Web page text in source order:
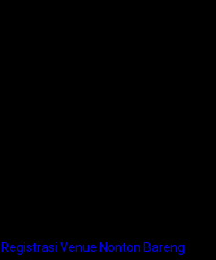
Registrasi Venue Nonton Bareng